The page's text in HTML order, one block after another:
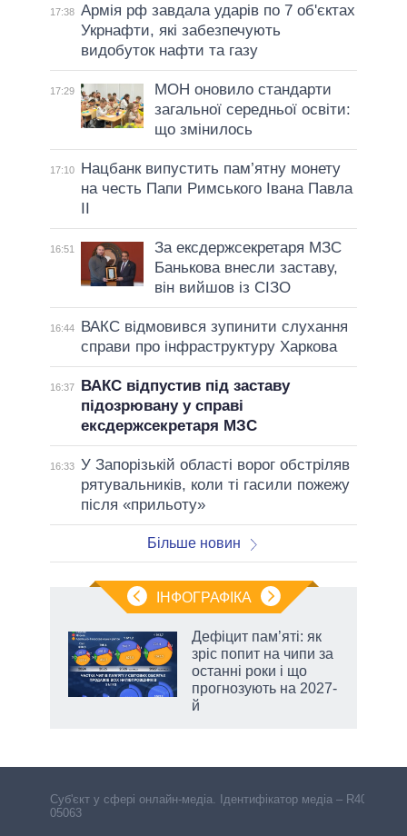
17:38 Армія рф завдала ударів по 7 об'єктах
Укрнафти, які забезпечують
видобуток нафти та газу
17:29
МОН оновило стандарти
загальної середньої освіти:
що змінилось
17:10
Нацбанк випустить пам’ятну монету
на честь Папи Римського Івана Павла
II
16:51
За ексдержсекретаря МЗС
Банькова внесли заставу,
він вийшов із СІЗО
16:44
ВАКС відмовився зупинити слухання
справи про інфраструктуру Харкова
16:37
ВАКС відпустив під заставу
підозрювану у справі
ексдержсекретаря МЗС
16:33 У Запорізькій області ворог обстріляв
рятувальників, коли ті гасили пожежу
після «прильоту»
Більше новин
ІНФОГРАФІКА
Дефіцит пам’яті: як
зріс попит на чипи за
останні роки і що
прогнозують на 2027-
й
Cуб'єкт у сфері онлайн-медіа. Ідентифікатор медіа – R40-
05063